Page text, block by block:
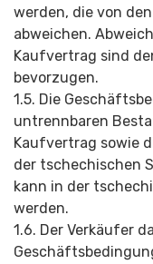
werden, die von
abweichen.
Kaufvertrag sind
bevorzugen.
1.5. Die
untrennbaren
Kaufvertrag sowie
der tschechischen
kann in der
werden.
1.6. Der Verkäufer